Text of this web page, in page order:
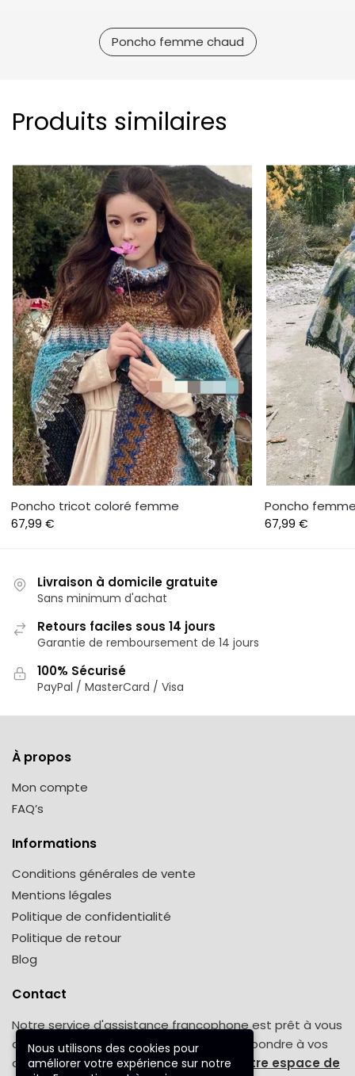
Poncho femme chaud
Produits similaires
Poncho tricot coloré femme
67,99 €
Poncho
67,99 €
Livraison à domicile gratuite
Sans minimum d'achat
Retours faciles sous 14 jours
Garantie de remboursement de 14 jours
100% Sécurisé
PayPal / MasterCard / Visa
À propos
Mon compte
FAQ’s
Informations
Conditions générales de vente
Mentions légales
Politique de confidentialité
Politique de retour
Blog
Contact
Notre service d'assistance francophone est prêt à vous
aider tout au long de la semaine pour répondre à vos
demandes. Une question ? Venez sur
notre espace de
Nous utilisons des cookies pour
améliorer votre expérience sur notre